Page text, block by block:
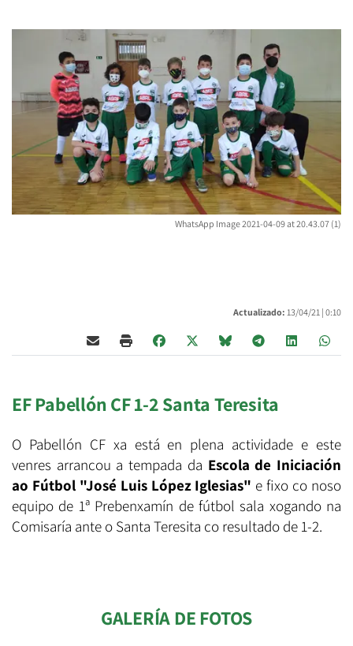
WhatsApp Image 2021-04-09 at 20.43.07 (1)
Actualizado: 13/04/21 | 0:10
EF Pabellón CF 1-2 Santa Teresita
O Pabellón CF xa está en plena actividade e este
venres arrancou a tempada da Escola de Iniciación
ao Fútbol "José Luis López Iglesias" e fixo co noso
equipo de 1ª Prebenxamín de fútbol sala xogando na
Comisaría ante o Santa Teresita co resultado de 1-2.
GALERÍA DE FOTOS